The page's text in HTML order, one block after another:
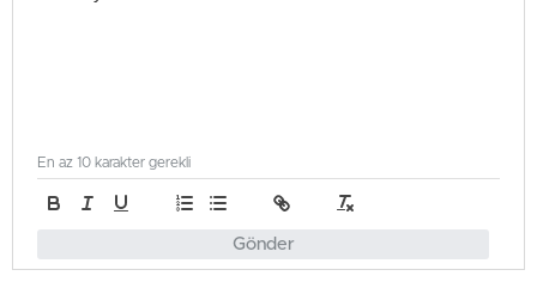
Gönder
En az 10 karakter gerekli